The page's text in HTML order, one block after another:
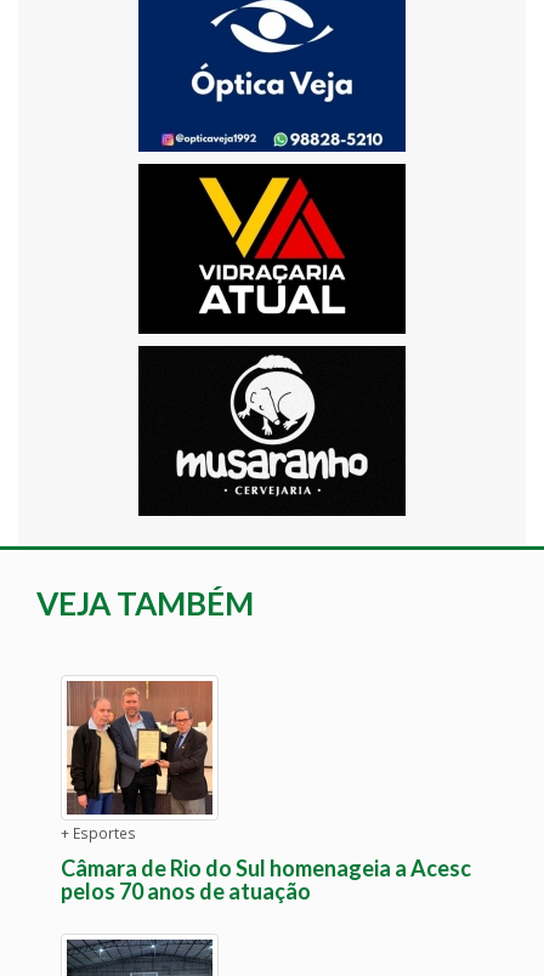
VEJA TAMBÉM
+ Esportes
Câmara de Rio do Sul homenageia a Acesc
pelos 70 anos de atuação